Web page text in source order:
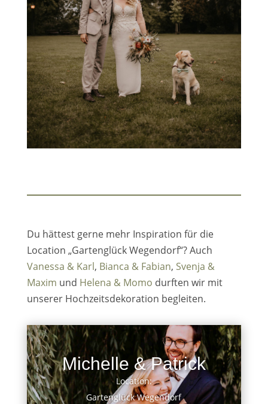
Du hättest gerne mehr Inspiration für die
Location „Gartenglück Wegendorf“? Auch
Vanessa & Karl, Bianca & Fabian, Svenja &
Maxim und Helena & Momo durften wir mit
unserer Hochzeitsdekoration begleiten.
Michelle & Patrick
Location:
Gartenglück Wegendorf